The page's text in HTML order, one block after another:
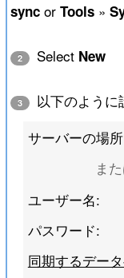
syncor Tools»
2 Select New
3
以下のように
サーバーの場
ま
ユーザー名:
パスワード:
同期するデー